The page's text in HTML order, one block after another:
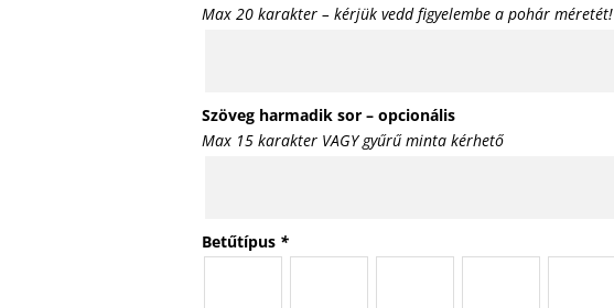
Max 20 karakter – kérjük vedd figyelembe a pohár méretét!
Szöveg harmadik sor – opcionális
Max 15 karakter VAGY gyűrű minta kérhető
Betűtípus *